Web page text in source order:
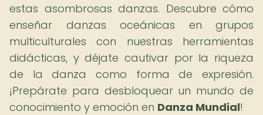
estas asombrosas danzas. Descubre cómo
enseñar danzas oceánicas en grupos
multiculturales con nuestras herramientas
didácticas, y déjate cautivar por la riqueza
de la danza como forma de expresión.
¡Prepárate para desbloquear un mundo de
conocimiento y emoción en Danza Mundial!